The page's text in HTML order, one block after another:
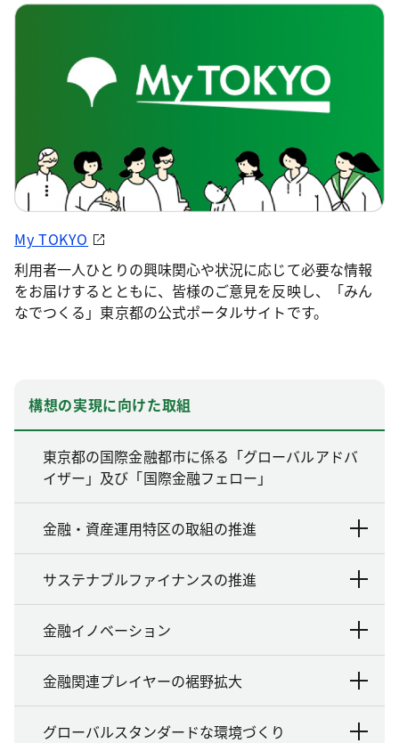
My TOKYO
利用者一人ひとりの興味関心や状況に応じて必要な情報
をお届けするとともに、皆様のご意見を反映し、「みん
なでつくる」東京都の公式ポータルサイトです。
構想の実現に向けた取組
東京都の国際金融都市に係る「グローバルアドバ
イザー」及び「国際金融フェロー」
金融・資産運用特区の取組の推進
サステナブルファイナンスの推進
金融イノベーション
金融関連プレイヤーの裾野拡大
グローバルスタンダードな環境づくり